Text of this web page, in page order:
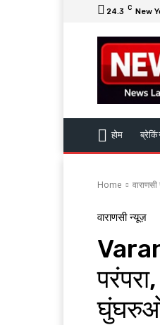
24.3 C New
होम
Home
वाराणसी न्यूज़
घुंघरुओं